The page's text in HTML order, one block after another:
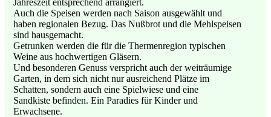
Auch die Speisen werden nach Saison ausgewählt und
haben regionalen Bezug. Das Nußbrot und die Mehlspeisen
sind hausgemacht.
Getrunken werden die für die Thermenregion typischen
Weine aus hochwertigen Gläsern.
Und besonderen Genuss verspricht auch der weiträumige
Garten, in dem sich nicht nur ausreichend Plätze im
Schatten, sondern auch eine Spielwiese und eine
Sandkiste befinden. Ein Paradies für Kinder und
Erwachsene.